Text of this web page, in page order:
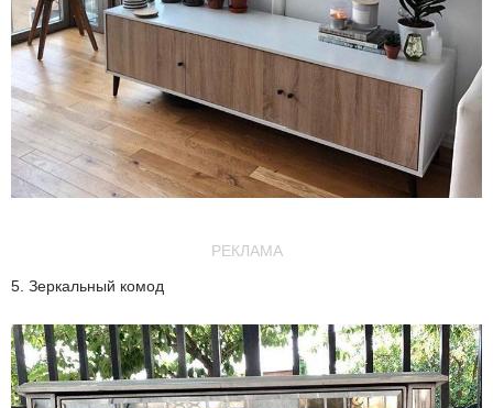
РЕКЛАМА
5. Зеркальный комод